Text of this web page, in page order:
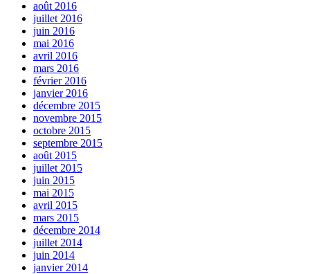
août 2016
juillet 2016
juin 2016
mai 2016
avril 2016
mars 2016
février 2016
janvier 2016
décembre 2015
novembre 2015
octobre 2015
septembre 2015
août 2015
juillet 2015
juin 2015
mai 2015
avril 2015
mars 2015
décembre 2014
juillet 2014
juin 2014
janvier 2014